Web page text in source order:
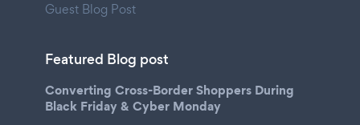
Guest Blog Post
Featured Blog post
Converting Cross-Border Shoppers During
Black Friday & Cyber Monday